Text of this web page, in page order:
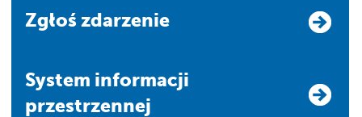
Zgłoś zdarzenie
system informacji
przestrzennej